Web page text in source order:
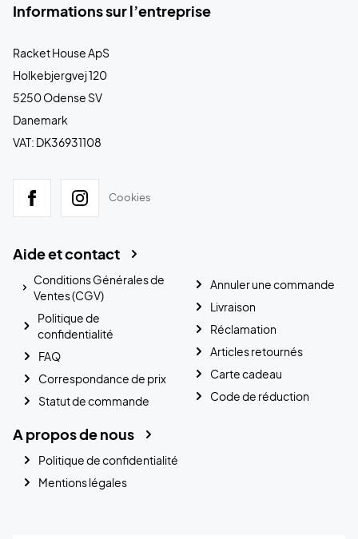
Informations sur l’entreprise
Racket House ApS
Holkebjergvej 120
5250 Odense SV
Danemark
VAT: DK36931108
Cookies
Aide et contact
Conditions Générales de
Ventes (CGV)
Politique de
confidentialité
FAQ
Correspondance de prix
Statut de commande
Annuler une commande
Livraison
Réclamation
Articles retournés
Carte cadeau
Code de réduction
A propos de nous
Politique de confidentialité
Mentions légales